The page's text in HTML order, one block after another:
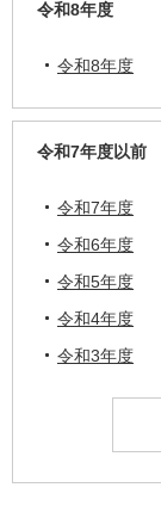
令和8年度
令和8年度
令和7年度以前
令和7年度
令和6年度
令和5年度
令和4年度
令和3年度